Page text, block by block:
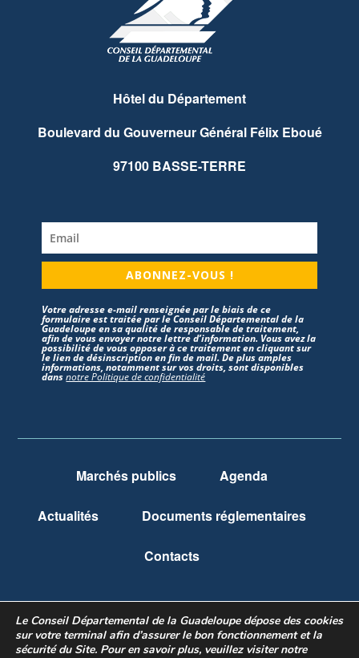
Hôtel du Département
Boulevard du Gouverneur Général Félix Eboué
97100 BASSE-TERRE
ABONNEZ-VOUS !
Votre adresse e-mail renseignée par le biais de ce
formulaire est traitée par le Conseil Départemental de la
Guadeloupe en sa qualité de responsable de traitement,
afin de vous envoyer notre lettre d’information. Vous avez la
possibilité de vous opposer à ce traitement en cliquant sur
le lien de désinscription en fin de mail. De plus amples
informations, notamment sur vos droits, sont disponibles
dansnotre Politique de confidentialité
Marchés publics Agenda
Actualités Documents réglementaires
Contacts
Mentions légales Politique de confidentialité
Le Conseil Départemental de la Guadeloupe dépose des cookies
sur votre terminal afin d’assurer le bon fonctionnement et la
sécurité du Site. Pour en savoir plus, veuillez visiter notre